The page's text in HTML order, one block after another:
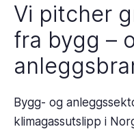
Vi pitcher
fra bygg –
Bygg- og
klimagassutslipp i